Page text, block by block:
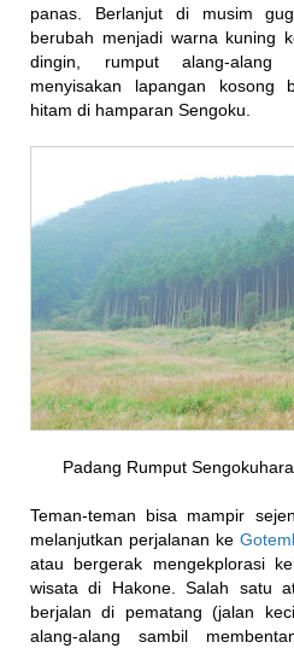
panas. Berlanjut di musim
berubah menjadi warna kuning
dingin, rumput alang-
menyisakan lapangan kosong
hitam di hamparan Sengoku.
Padang Rumput
Teman-teman bisa mampir
melanjutkan perjalanan ke
atau bergerak mengekplorasi
wisata di Hakone. Salah satu
berjalan di pematang (jalan
alang-alang sambil